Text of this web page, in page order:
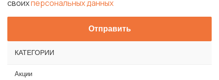
своихперсональных данных
КАТЕГОРИИ
Акции